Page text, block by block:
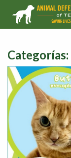
Categorías: